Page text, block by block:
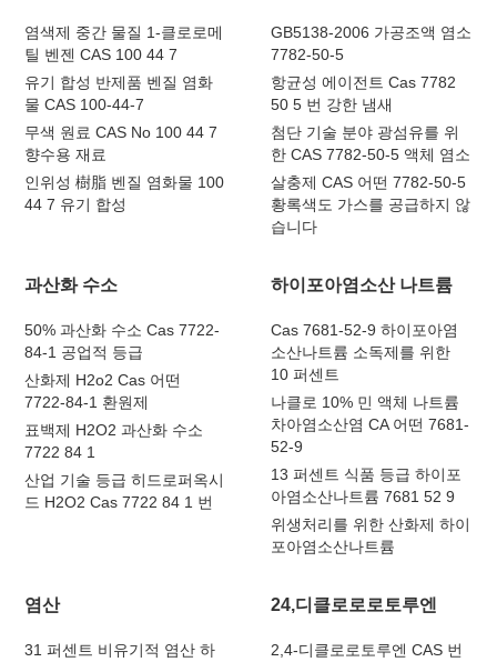
염색제 중간 물질 1-클로로메
틸 벤젠 CAS 100 44 7
유기 합성 반제품 벤질 염화
물 CAS 100-44-7
무색 원료 CAS No 100 44 7
향수용 재료
인위성 樹脂 벤질 염화물 100
44 7 유기 합성
GB5138-2006 가공조액 염소
7782-50-5
항균성 에이전트 Cas 7782
50 5 번 강한 냄새
첨단 기술 분야 광섬유를 위
한 CAS 7782-50-5 액체 염소
살충제 CAS 어떤 7782-50-5
황록색도 가스를 공급하지 않
습니다
과산화 수소
50% 과산화 수소 Cas 7722-
84-1 공업적 등급
산화제 H2o2 Cas 어떤
7722-84-1 환원제
표백제 H2O2 과산화 수소
7722 84 1
산업 기술 등급 히드로퍼옥시
드 H2O2 Cas 7722 84 1 번
하이포아염소산 나트륨
Cas 7681-52-9 하이포아염
소산나트륨 소독제를 위한
10 퍼센트
나클로 10% 민 액체 나트륨
차아염소산염 CA 어떤 7681-
52-9
13 퍼센트 식품 등급 하이포
아염소산나트륨 7681 52 9
위생처리를 위한 산화제 하이
포아염소산나트륨
염산
31 퍼센트 비유기적 염산 하
24,디클로로로토루엔
2,4-디클로로토루엔 CAS 번